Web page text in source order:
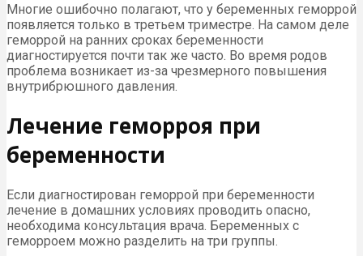
Многие ошибочно полагают, что у беременных геморрой
появляется только в третьем триместре. На самом деле
геморрой на ранних сроках беременности
диагностируется почти так же часто. Во время родов
проблема возникает из-за чрезмерного повышения
внутрибрюшного давления.
Лечение геморроя при
беременности
Если диагностирован геморрой при беременности
лечение в домашних условиях проводить опасно,
необходима консультация врача. Беременных с
геморроем можно разделить на три группы.